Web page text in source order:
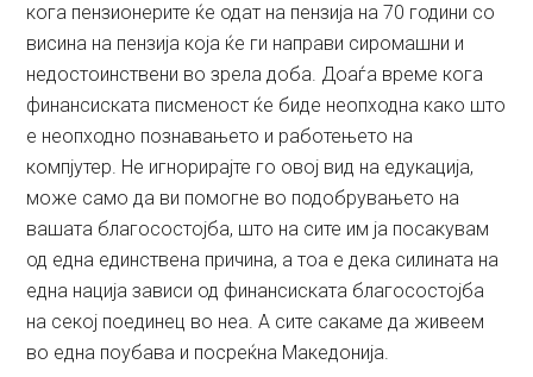
кога пензионерите ќе одат на пензија на 70 години со
висина на пензија која ќе ги направи сиромашни и
недостоинствени во зрела доба. Доаѓа време кога
финансиската писменост ќе биде неопходна како што
е неопходно познавањето и работењето на
компјутер. Не игнорирајте го овој вид на едукација,
може само да ви помогне во подобрувањето на
вашата благосостојба, што на сите им ја посакувам
од една единствена причина, а тоа е дека силината на
една нација зависи од финансиската благосостојба
на секој поединец во неа. А сите сакаме да живеем
во една поубава и посреќна Македонија.